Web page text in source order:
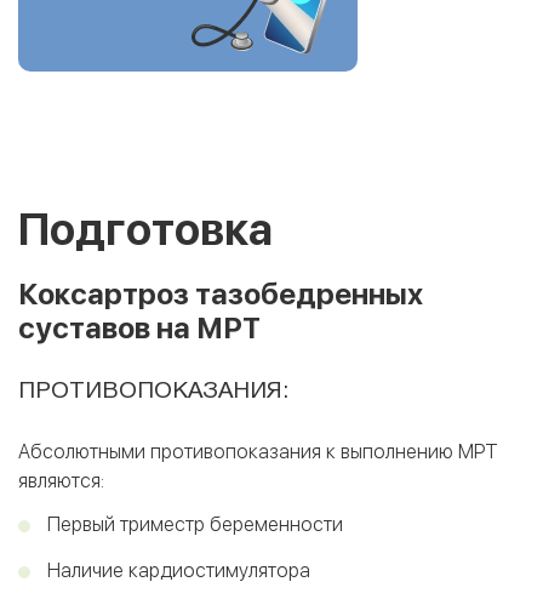
Подготовка
Коксартроз тазобедренных
суставов на МРТ
ПРОТИВОПОКАЗАНИЯ:
Абсолютными противопоказания к выполнению МРТ
являются:
Первый триместр беременности
Наличие кардиостимулятора